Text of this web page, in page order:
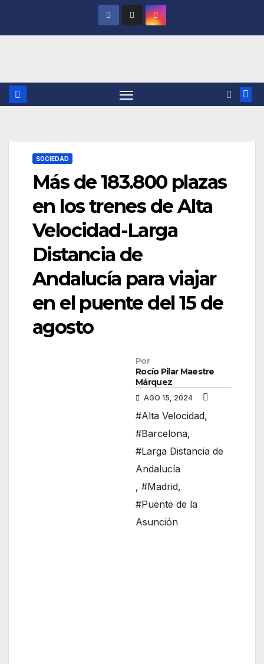
SOCIEDAD
Más de 183.800 plazas
en los trenes de Alta
Velocidad-Larga
Distancia de
Andalucía para viajar
en el puente del 15 de
agosto
Por
Rocío Pilar Maestre
Márquez
AGO 15, 2024
#Alta Velocidad,
#Barcelona,
#Larga Distancia de
Andalucía
, #Madrid,
#Puente de la
Asunción